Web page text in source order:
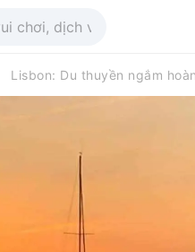
Lisbon: Du thuyền ngắm